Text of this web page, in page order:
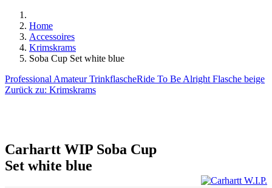
Home
Accessoires
Krimskrams
Soba Cup Set white blue
Professional Amateur TrinkflascheRide To Be Alright Flasche beige
Zurück zu: Krimskrams
Carhartt WIP Soba Cup
Set white blue